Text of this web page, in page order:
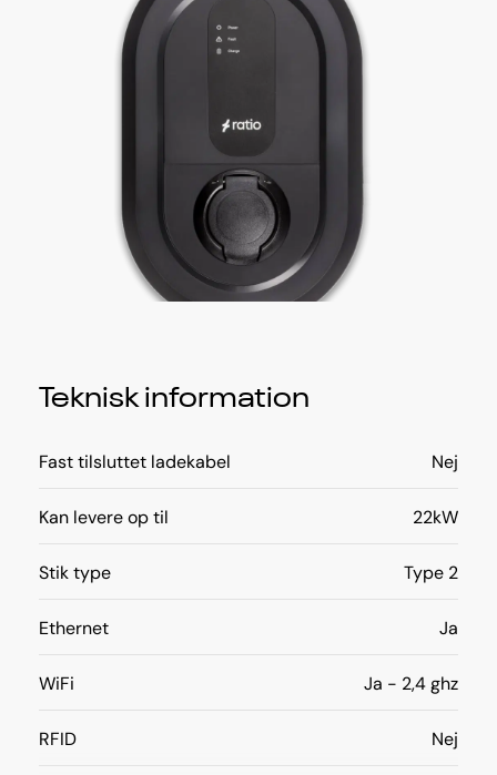
Teknisk information
Fast tilsluttet ladekabel Nej
Kan levere op til 22kW
Stik type Type 2
Ethernet Ja
WiFi Ja - 2,4 ghz
RFID Nej